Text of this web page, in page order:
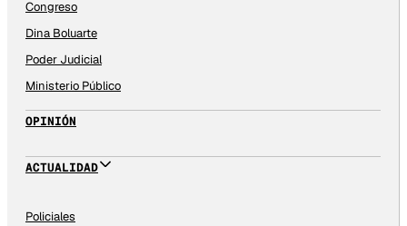
Congreso
Dina Boluarte
Poder Judicial
Ministerio Público
OPINIÓN
ACTUALIDAD
Policiales